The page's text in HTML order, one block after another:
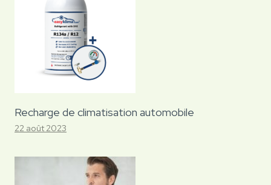
Recharge de climatisation automobile
22 août 2023